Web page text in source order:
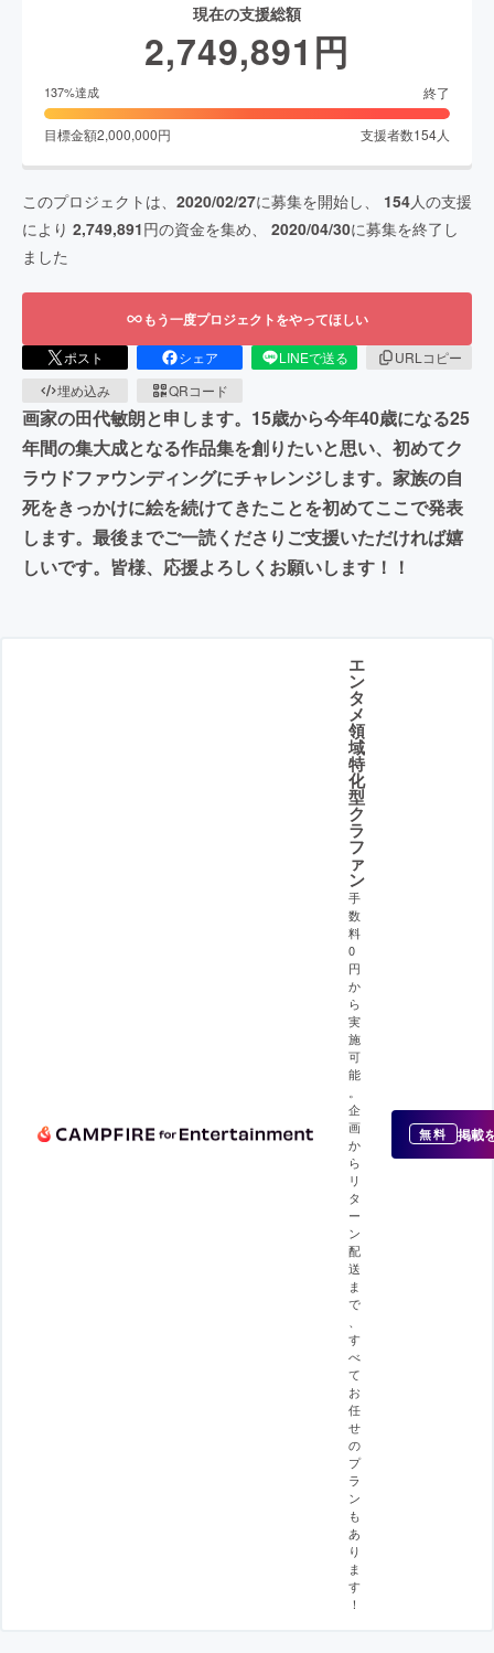
現在の支援総額
2,749,891 円
137%達成 終了
目標金額2,000,000円 支援者数154人
このプロジェクトは、 2020/02/27に募集を開始し、 154人の支援
により 2,749,891円の資金を集め、 2020/04/30に募集を終了し
ました
もう一度プロジェクトをやってほしい
ポスト シェア LINEで送る
URLコピー
埋め込み
QRコード
画家の田代敏朗と申します。15歳から今年40歳になる25
年間の集大成となる作品集を創りたいと思い、初めてク
ラウドファウンディングにチャレンジします。家族の自
死をきっかけに絵を続けてきたことを初めてここで発表
します。最後までご一読くださりご支援いただければ嬉
しいです。皆様、応援よろしくお願いします！！
エ
ン
タ
メ
領
域
特
化
型
ク
ラ
フ
ァ
ン
手
数
料
0
円
か
ら
実
施
可
能
企
画
か
ら
リ
タ
ー
ン
配
送
ま
で
す
べ
て
お
任
せ
の
プ
ラ
ン
も
あ
り
ま
す
！
無料 掲載